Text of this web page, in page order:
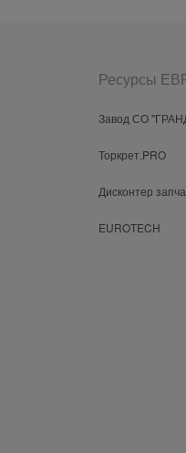
Ресурсы
Завод СО
Торкрет.PRO
Дисконтер
EUROTECH